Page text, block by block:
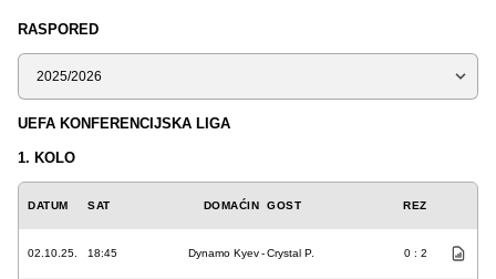
RASPORED
Sezona
UEFA KONFERENCIJSKA LIGA
1. KOLO
DATUM SAT DOMAĆIN GOST REZ
02.10.25. 18:45 Dynamo Kyev-Crystal P. 0 : 2